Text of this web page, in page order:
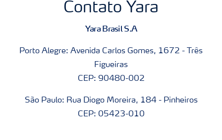
Contato Yara
Yara Brasil S.A
Porto Alegre: Avenida Carlos Gomes, 1672 - Três
Figueiras
CEP: 90480-002
São Paulo: Rua Diogo Moreira, 184 - Pinheiros
CEP: 05423-010